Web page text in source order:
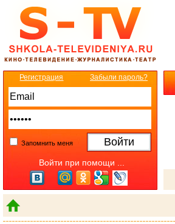
Регистрация Забыли пароль?
Запомнить меня
Войти при помощи ...